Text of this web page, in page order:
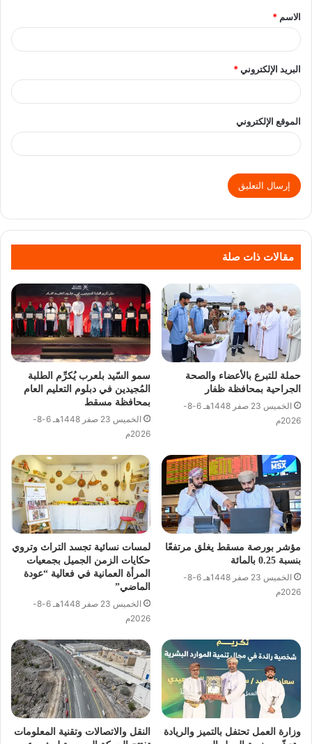
الاسم *
البريد الإلكتروني*
الموقع الإلكتروني
مقالات ذات صلة
حملة للتبرع بالأعضاء والصحة
الجراحية بمحافظة ظفار
الخميس 23 صفر 1448هـ 6-8-
2026م
سمو السّيد بلعرب يُكرِّم الطلبة
المُجيدين في دبلوم التعليم العام
بمحافظة مسقط
الخميس 23 صفر 1448هـ 6-8-
2026م
مؤشر بورصة مسقط يغلق مرتفعًا
بنسبة 0.25 بالمائة
الخميس 23 صفر 1448هـ 6-8-
2026م
لمسات نسائية تجسد التراث وتروي
حكايات الزمن الجميل بجمعيات
المرأة العمانية في فعالية “عودة
الماضي”
الخميس 23 صفر 1448هـ 6-8-
2026م
وزارة العمل تحتفل بالتميز والريادة
النقل والاتصالات وتقنية المعلومات